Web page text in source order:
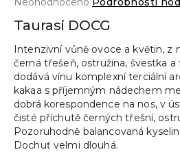
produktu
0,0
z
5
hvězdiček.
Taurasi DOCG
Intenzivní vůně ovoce a květin, z
černá třešeň, ostružina, švestka a
dodává vínu komplexní terciální
kakaa s příjemným nádechem
dobrá korespondence na nos, v
čisté příchutě černých třešní,
Pozoruhodně balancovaná
Dochuť velmi dlouhá.
a
j
í
t
?